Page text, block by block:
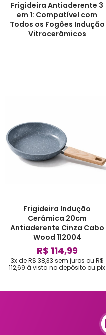
Frigideira Antiaderente 3
em 1: Compatível com
Todos os Fogões Indução
Vitrocerâmicos
Frigideira Indução
Cerâmica 20cm
Antiaderente Cinza Cabo
Wood 112004
R$ 114,99
3x de R$ 38,33 sem juros ou R$
112,69 à vista no depósito ou pix